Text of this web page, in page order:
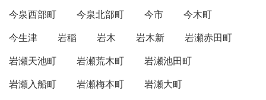
今泉西部町
今泉北部町 今市
今木町
今生津
岩稲 岩木 岩木新
岩瀬赤田町
岩瀬天池町
岩瀬荒木町
岩瀬池田町
岩瀬入船町
岩瀬梅本町
岩瀬大町